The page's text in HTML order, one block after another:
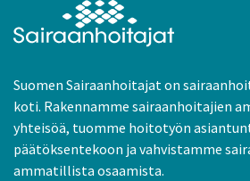
Suomen Sairaanhoitajat on
koti. Rakennamme sairaanhoitajien
yhteisöä, tuomme hoitotyön
päätöksentekoon ja vahvistamme
ammatillista osaamista.